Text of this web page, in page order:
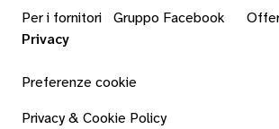
Per i fornitori Gruppo Facebook
Privacy
Preferenze cookie
Privacy & Cookie Policy